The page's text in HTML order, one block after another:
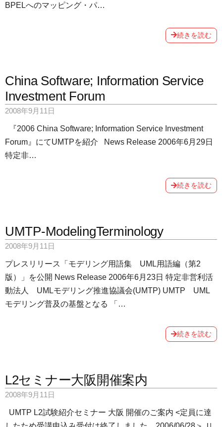
BPELへのマッピング・パ…
続きを読む
China Software; Information Service
Investment Forum
2008年9月11日
『2006 China Software; Information Service Investment
Forum』にてUMTPを紹介 News Release 2006年6月29日
特定非…
続きを読む
UMTP-ModelingTerminology
2008年9月11日
プレスリリース「モデリング用語集 UML用語編（第2
版）」を公開 News Release 2006年6月23日 特定非営利活
動法人 UMLモデリング推進協議会(UMTP) UMTP UML
モデリング普及の基盤となる 「…
続きを読む
L2セミナー大阪開催案内
2008年9月11日
UMTP L2試験紹介セミナー 大阪 開催のご案内 <定員に達